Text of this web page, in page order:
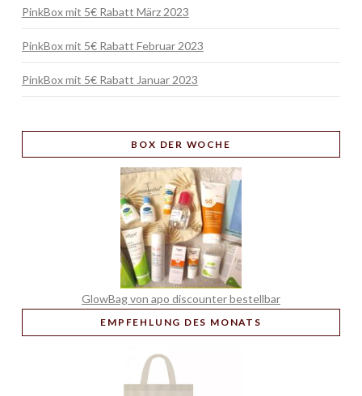
PinkBox mit 5€ Rabatt März 2023
PinkBox mit 5€ Rabatt Februar 2023
PinkBox mit 5€ Rabatt Januar 2023
BOX DER WOCHE
GlowBag von apo discounter bestellbar
EMPFEHLUNG DES MONATS